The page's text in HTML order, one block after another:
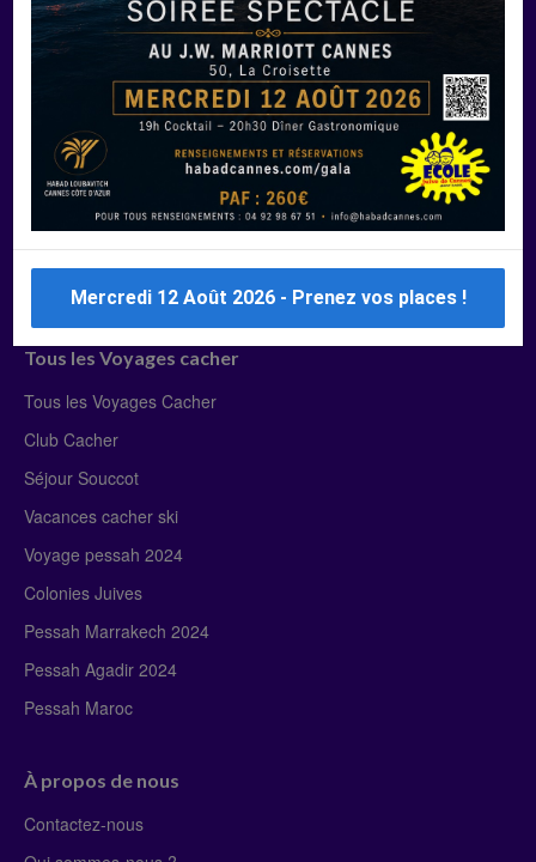
Manger Cacher
Liste des restaurants cacher
Restaurants cacher à Paris
Restaurants cacher à Deauville
Restaurants cacher à Lyon
Restaurants cacher à Marseille
Restaurants cacher Dubaï
Tous les Voyages cacher
Tous les Voyages Cacher
Club Cacher
Séjour Souccot
Vacances cacher ski
Voyage pessah 2024
Colonies Juives
Pessah Marrakech 2024
Pessah Agadir 2024
Pessah Maroc
À propos de nous
Contactez-nous
Mercredi 12 Août 2026 - Prenez vos places !